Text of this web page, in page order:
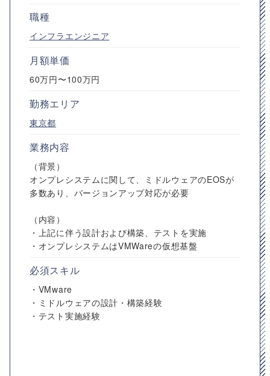
職種
インフラエンジニア
月額単価
60万円〜100万円
勤務エリア
東京都
業務内容
（背景）
オンプレシステムに関して、ミドルウェアのEOSが
多数あり、バージョンアップ対応が必要
（内容）
・上記に伴う設計および構築、テストを実施
・オンプレシステムはVMWareの仮想基盤
必須スキル
・VMware
・ミドルウェアの設計・構築経験
・テスト実施経験